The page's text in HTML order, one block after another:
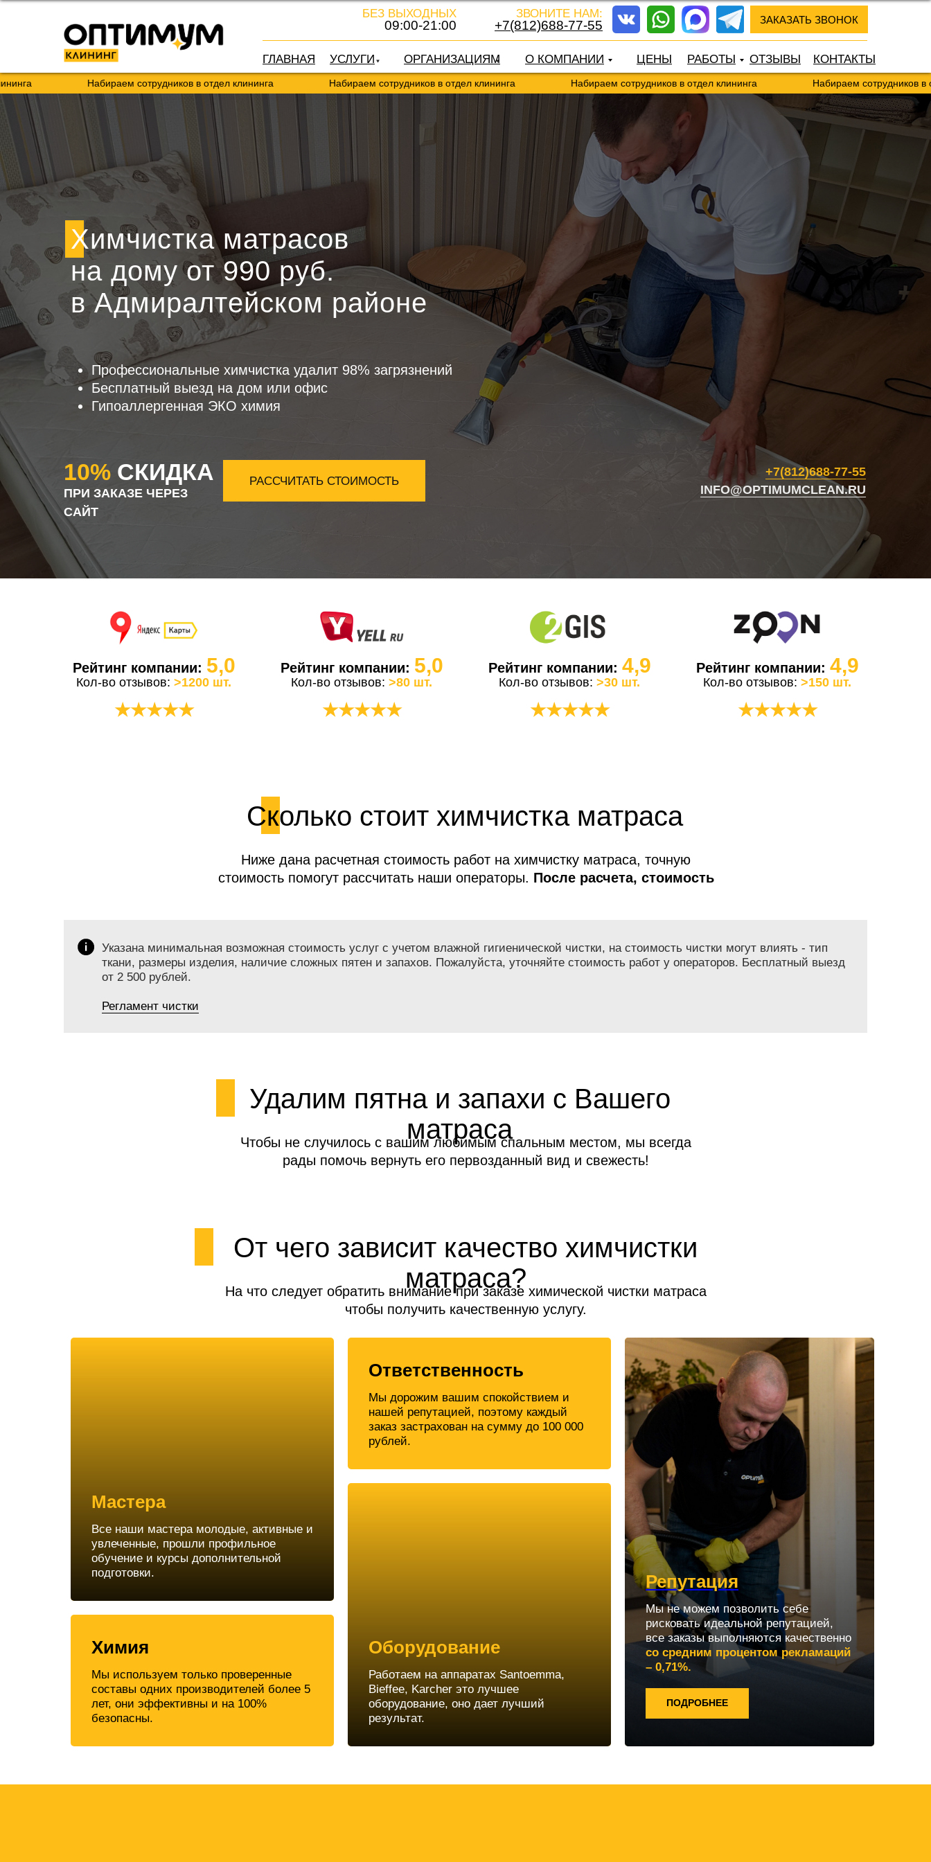
УСЛУГИ
ЗАКАЗАТЬ ЗВОНОК
ГЛАВНАЯ ОРГАНИЗАЦИЯМ ЦЕНЫ РАБОТЫ КОНТАКТЫ
О КОМПАНИИ ОТЗЫВЫ
ЗВОНИТЕ НАМ:
+7(812)688-77-55
БЕЗ ВЫХОДНЫХ
09:00-21:00
Набираем сотрудников в отдел клининга Набираем сотрудников в отдел клининга Набираем сотрудников в отдел клининга Набираем сотрудников в отдел
10% СКИДКА
Профессиональные химчистка удалит 98% загрязнений
Бесплатный выезд на дом или офис
Гипоаллергенная ЭКО химия
ПРИ ЗАКАЗЕ ЧЕРЕЗ
САЙТ
РАССЧИТАТЬ СТОИМОСТЬ
Химчистка матрасов
на дому от 990 руб.
в Адмиралтейском районе
+7(812)688-77-55
INFO@OPTIMUMCLEAN.RU
Рейтинг компании: 5,0
Кол-во отзывов: >1200 шт.
★★★★★
Рейтинг компании: 5,0
Кол-во отзывов: >80 шт.
★★★★★
Рейтинг компании: 4,9
Кол-во отзывов: >30 шт.
★★★★★
Рейтинг компании: 4,9
Кол-во отзывов: >150 шт.
★★★★★
Сколько стоит химчистка матраса
Ниже дана расчетная стоимость работ на химчистку матраса, точную
стоимость помогут рассчитать наши операторы. После расчета, стоимость
Указана минимальная возможная стоимость услуг с учетом влажной гигиенической чистки, на стоимость чистки могут влиять - тип
ткани, размеры изделия, наличие сложных пятен и запахов. Пожалуйста, уточняйте стоимость работ у операторов. Бесплатный выезд
от 2 500 рублей.
Регламент чистки
Удалим пятна и запахи с Вашего
матраса
Чтобы не случилось с вашим любимым спальным местом, мы всегда
рады помочь вернуть его первозданный вид и свежесть!
От чего зависит качество химчистки
матраса?
На что следует обратить внимание при заказе химической чистки матраса
чтобы получить качественную услугу.
Мастера
Все наши мастера молодые, активные и
увлеченные, прошли профильное
обучение и курсы дополнительной
подготовки.
Химия
Мы используем только проверенные
составы одних производителей более 5
лет, они эффективны и на 100%
безопасны.
Ответственность
Мы дорожим вашим спокойствием и
нашей репутацией, поэтому каждый
заказ застрахован на сумму до 100 000
рублей.
Оборудование
Работаем на аппаратах Santoemma,
Bieffee, Karcher это лучшее
оборудование, оно дает лучший
результат.
Репутация
Мы не можем позволить себе
рисковать идеальной репутацией,
все заказы выполняются качественно
со средним процентом рекламаций
– 0,71%.
ПОДРОБНЕЕ